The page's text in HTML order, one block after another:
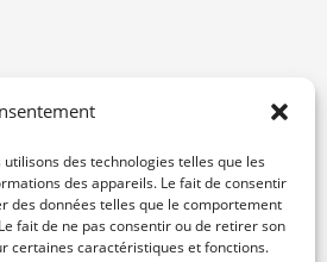
des technologies telles que les
des appareils. Le fait de consentir
des données telles que le comportement
fait de ne pas consentir ou de retirer son
certaines caractéristiques et fonctions.